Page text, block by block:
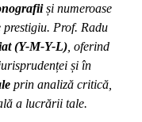
și numeroase
Prof. Radu
(Y-M-Y-L) , oferind
și în
prin analiză critică,
a lucrării tale.